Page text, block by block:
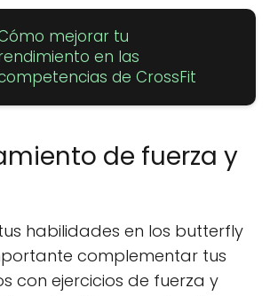
mejorar tu
en las
de CrossFit
de fuerza y
habilidades en los butterfly
complementar tus
con ejercicios de fuerza y